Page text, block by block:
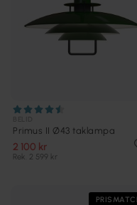
Primus II Ø43 taklampa
2 100 kr
Rek. 2 599 kr